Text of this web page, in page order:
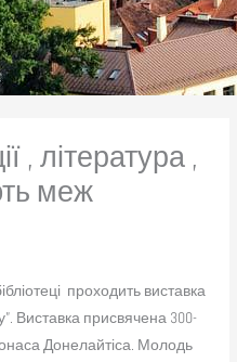
, література ,
меж
проходить виставка
Виставка присвячена 300-
Донелайтіса. Молодь